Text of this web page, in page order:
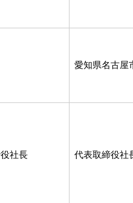
愛知県名古屋
社長 代表取締役